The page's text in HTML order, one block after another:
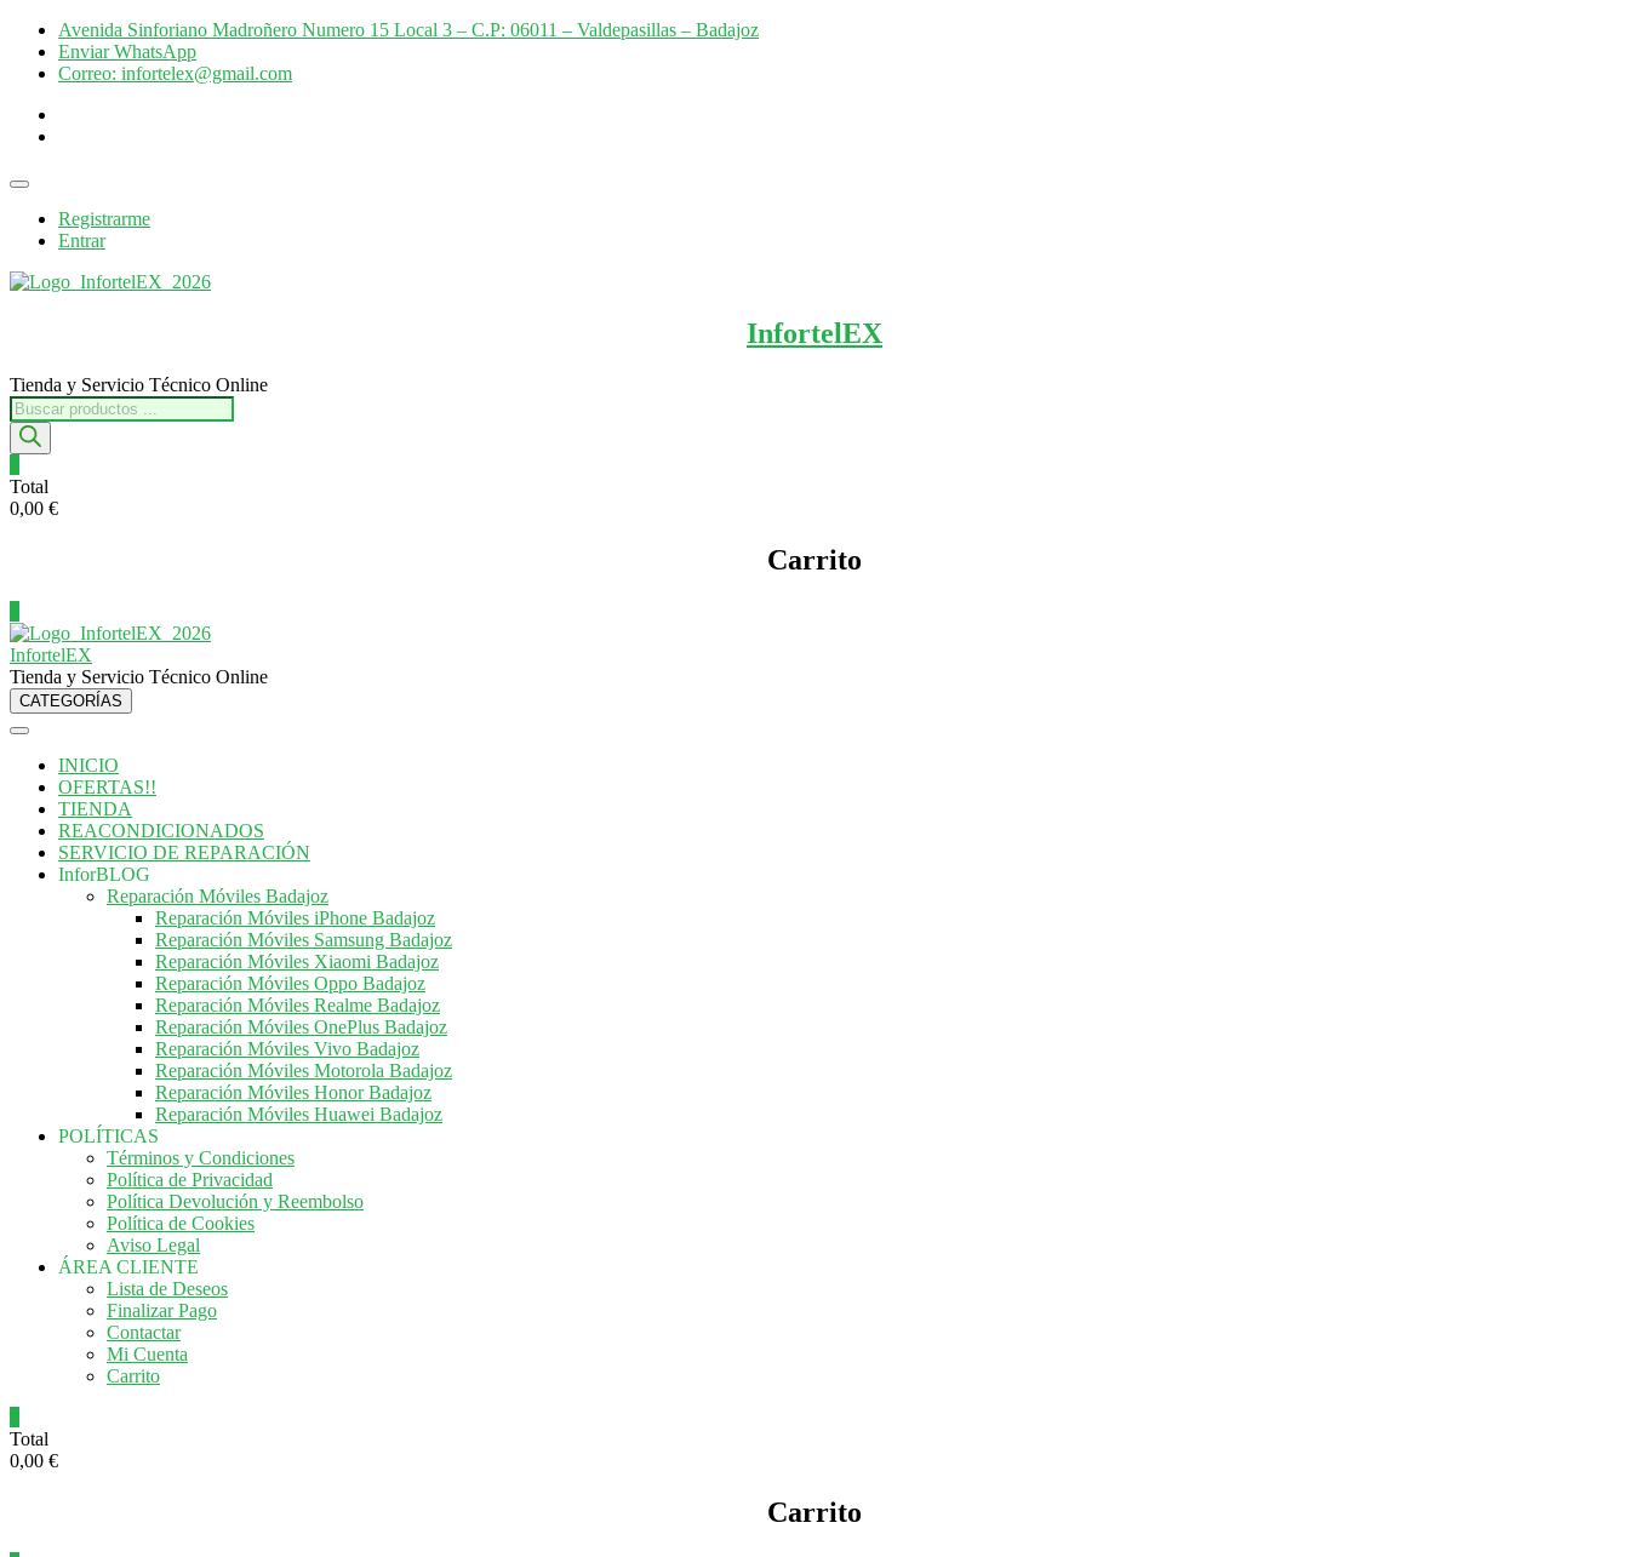
Saltar
contenido
Avenida Sinforiano Madroñero Numero 15 Local 3 – C.P: 06011 – Valdepasillas – Badajoz
Enviar WhatsApp
Correo: infortelex@gmail.com
Menú
barra
Registrarme
Entrar
InfortelEX
Tienda y Servicio Técnico Online
Búsqueda
de
productos
Total
0,00 €
Carrito
InfortelEX
Tienda y Servicio Técnico Online
CATEGORÍAS
INICIO
OFERTAS!!
TIENDA
REACONDICIONADOS
SERVICIO DE REPARACIÓN
InforBLOG
Reparación Móviles Badajoz
Reparación Móviles iPhone Badajoz
Reparación Móviles Samsung Badajoz
Reparación Móviles Xiaomi Badajoz
Reparación Móviles Oppo Badajoz
Reparación Móviles Realme Badajoz
Reparación Móviles OnePlus Badajoz
Reparación Móviles Vivo Badajoz
Reparación Móviles Motorola Badajoz
Reparación Móviles Honor Badajoz
Reparación Móviles Huawei Badajoz
POLÍTICAS
Términos y Condiciones
Política de Privacidad
Política Devolución y Reembolso
Política de Cookies
Aviso Legal
ÁREA CLIENTE
Lista de Deseos
Finalizar Pago
Contactar
Mi Cuenta
Carrito
Total
0,00 €
Carrito